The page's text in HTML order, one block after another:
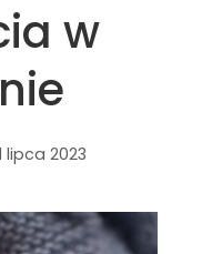
w
lipca 2023